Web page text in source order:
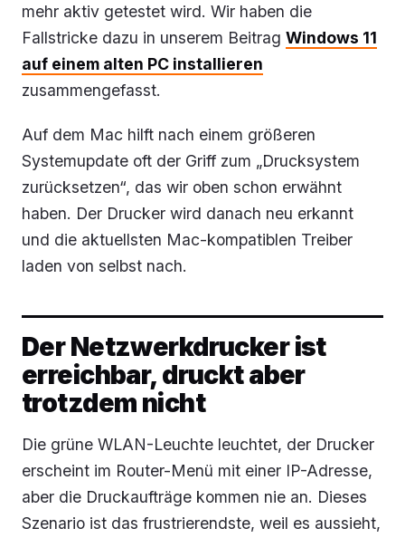
mehr aktiv getestet wird. Wir haben die
Fallstricke dazu in unserem Beitrag Windows 11
auf einem alten PC installieren
zusammengefasst.
Auf dem Mac hilft nach einem größeren
Systemupdate oft der Griff zum „Drucksystem
zurücksetzen“, das wir oben schon erwähnt
haben. Der Drucker wird danach neu erkannt
und die aktuellsten Mac-kompatiblen Treiber
laden von selbst nach.
Der Netzwerkdrucker ist
erreichbar, druckt aber
trotzdem nicht
Die grüne WLAN-Leuchte leuchtet, der Drucker
erscheint im Router-Menü mit einer IP-Adresse,
aber die Druckaufträge kommen nie an. Dieses
Szenario ist das frustrierendste, weil es aussieht,